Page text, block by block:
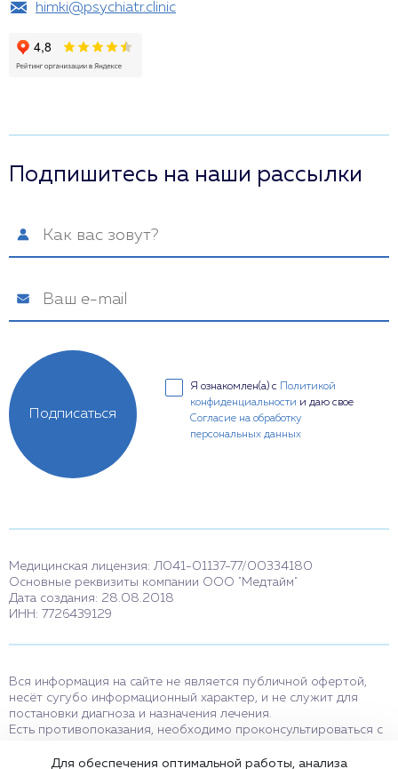
himki@psychiatr.clinic
Подпишитесь на наши рассылки
Я ознакомлен(а) с
Политикой
конфиденциальности и даю свое
Согласие на обработку
персональных данных
Подписаться
Медицинская лицензия: Л041-01137-77/00334180
Основные реквизиты компании ООО "Медтайм"
Дата создания: 28.08.2018
ИНН: 7726439129
Вся информация на сайте не является публичной офертой,
несёт сугубо информационный характер, и не служит для
постановки диагноза и назначения лечения.
Есть противопоказания, необходимо проконсультироваться с
мессенджерам и в соцсетях носят исключительно
Для обеспечения оптимальной работы, анализа